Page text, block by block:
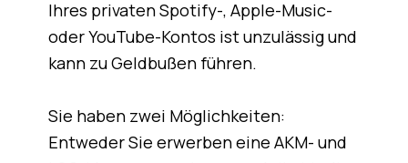
Ihres privaten Spotify-, Apple-Music-
oder YouTube-Kontos ist unzulässig und
kann zu Geldbußen führen.
Sie haben zwei Möglichkeiten:
Entweder Sie erwerben eine AKM- und